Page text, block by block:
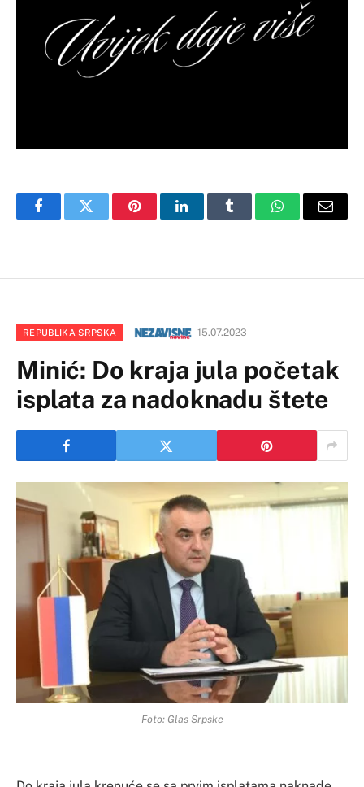
FacebookTwitter PinterestLinkedInTumblr WhatsAppEmail
REPUBLIKA SRPSKA 15.07.2023
Minić: Do kraja jula početak
isplata za nadoknadu štete
Foto: Glas Srpske